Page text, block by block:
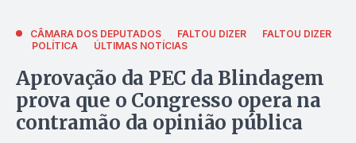
CÂMARA DOS DEPUTADOS FALTOU DIZER
FALTOU DIZER
POLÍTICA
ÚLTIMAS NOTÍCIAS
Aprovação da PEC da Blindagem
prova que o Congresso opera na
contramão da opinião pública